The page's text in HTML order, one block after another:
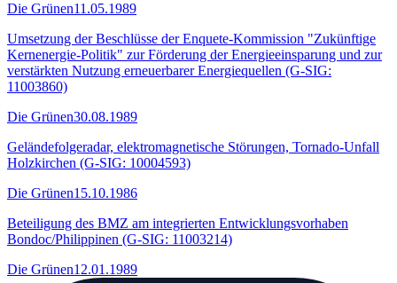
Die Grünen11.05.1989
Umsetzung der Beschlüsse der Enquete-Kommission "Zukünftige
Kernenergie-Politik" zur Förderung der Energieeinsparung und zur
verstärkten Nutzung erneuerbarer Energiequellen (G-SIG:
11003860)
Die Grünen30.08.1989
Geländefolgeradar, elektromagnetische Störungen, Tornado-Unfall
Holzkirchen (G-SIG: 10004593)
Die Grünen15.10.1986
Beteiligung des BMZ am integrierten Entwicklungsvorhaben
Bondoc/Philippinen (G-SIG: 11003214)
Die Grünen12.01.1989